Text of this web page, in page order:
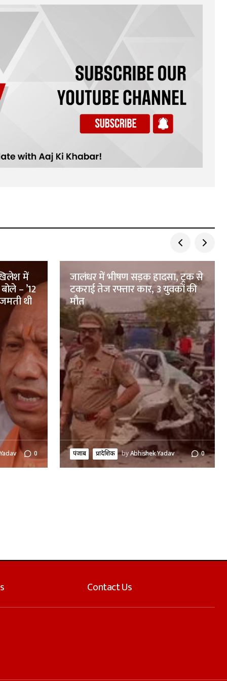
में
– ’12
थी
0
जालंधर में भीषण सड़क हादसा, ट्रक से
टकराई तेज रफ्तार कार, 3 युवकों की
मौत
पंजाब प्रादेशिक byAbhishek Yadav 0
Contact Us